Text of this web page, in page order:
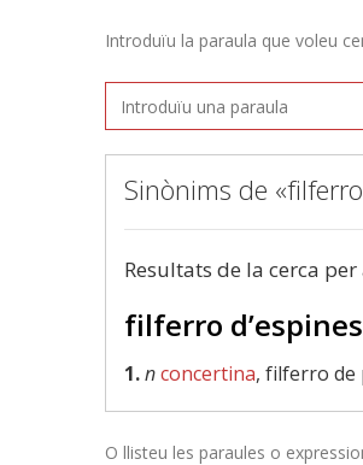
Introduïu la paraula que voleu
Sinònims de «filferro
Resultats de la cerca per
filferro d’espines
1.nconcertina, filferro de
O llisteu les paraules o